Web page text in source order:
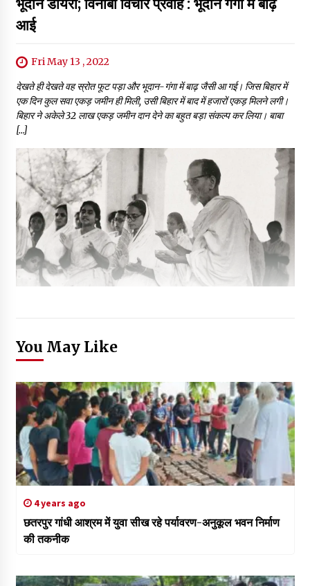
आई
Fri May 13 , 2022
देखते ही देखते वह स्रोत फूट पड़ा और भूदान-गंगा में बाढ़ जैसी आ गई। जिस बिहार में
एक दिन कुल सवा एकड़ जमीन ही मिली, उसी बिहार में बाद में हजारों एकड़ मिलने लगी।
बिहार ने अकेले 32 लाख एकड़ जमीन दान देने का बहुत बड़ा संकल्प कर लिया। बाबा
[…]
You May Like
4 years ago
छतरपुर गांधी आश्रम में युवा सीख रहे पर्यावरण-अनुकूल भवन निर्माण
की तकनीक